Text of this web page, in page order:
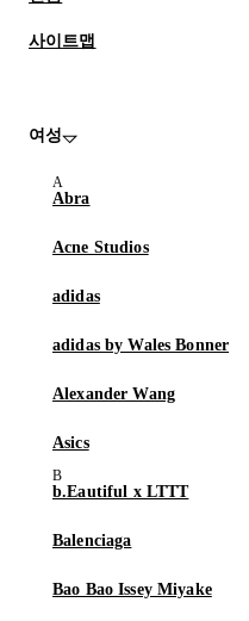
사이트맵
여성
Abra
Acne Studios
adidas
adidas by Wales Bonner
Alexander Wang
Asics
b.Eautiful x LTTT
Balenciaga
Bao Bao Issey Miyake